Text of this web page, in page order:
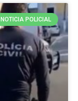
NOTICIA POLICIAL